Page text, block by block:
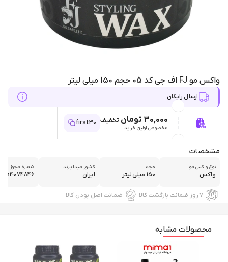
واکس مو FJ اف جی کد 05 حجم 150 میلی لیتر
ارسال رایگان
30,000 تومان تخفیف
مخصوص اولین خرید
first30
مشخصات
نوع واکس مو
واکس
حجم
150 میلی‌لیتر
کشور مبدا برند
ایران
شماره مجوز
۷ روز ضمانت بازگشت کالا ضمانت اصل بودن کالا
محصولات مشابه